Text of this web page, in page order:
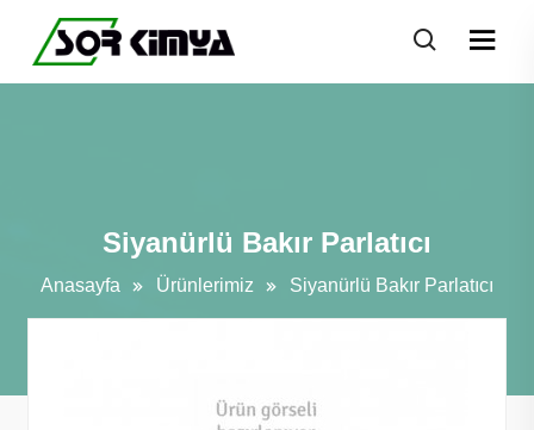
Siyanürlü Bakır Parlatıcı
Anasayfa Ürünlerimiz Siyanürlü Bakır Parlatıcı